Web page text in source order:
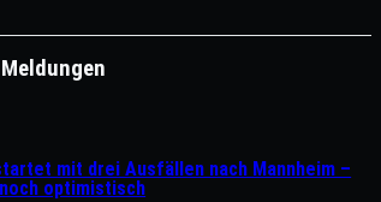
mit drei Ausfällen nach Mannheim –
optimistisch